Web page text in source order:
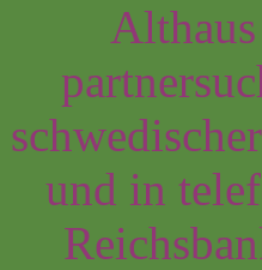
und in